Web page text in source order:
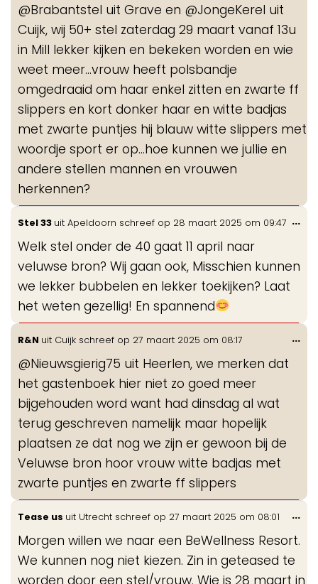
@Brabantstel uit Grave en @JongeKerel uit
Cuijk, wij 50+ stel zaterdag 29 maart vanaf 13u
in Mill lekker kijken en bekeken worden en wie
weet meer...vrouw heeft polsbandje
omgedraaid om haar enkel zitten en zwarte ff
slippers en kort donker haar en witte badjas
met zwarte puntjes hij blauw witte slippers met
woordje sport er op...hoe kunnen we jullie en
andere stellen mannen en vrouwen
herkennen?
Stel 33 uit Apeldoorn schreef op 28 maart 2025 om 09:47
Welk stel onder de 40 gaat 11 april naar
veluwse bron? Wij gaan ook, Misschien kunnen
we lekker bubbelen en lekker toekijken? Laat
het weten gezellig! En spannend
...
R&N uit Cuijk schreef op 27 maart 2025 om 08:17
@Nieuwsgierig75 uit Heerlen, we merken dat
het gastenboek hier niet zo goed meer
bijgehouden word want had dinsdag al wat
terug geschreven namelijk maar hopelijk
plaatsen ze dat nog we zijn er gewoon bij de
Veluwse bron hoor vrouw witte badjas met
zwarte puntjes en zwarte ff slippers
...
Tease us uit Utrecht schreef op 27 maart 2025 om 08:01
Morgen willen we naar een BeWellness Resort.
We kunnen nog niet kiezen. Zin in geteased te
worden door een stel/vrouw. Wie is 28 maart in
...